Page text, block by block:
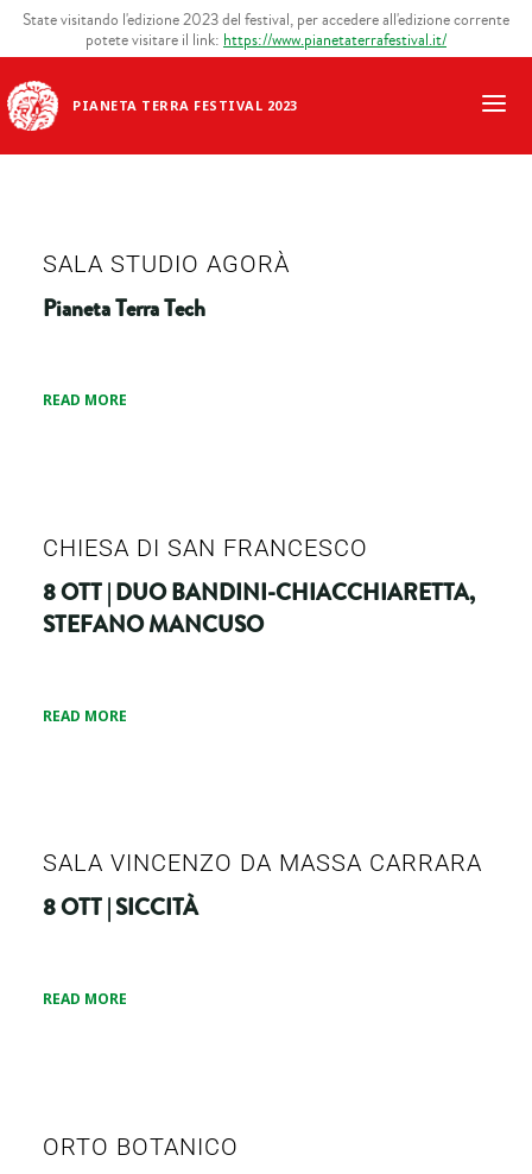
PIANETA TERRA FESTIVAL 2023
State visitando l'edizione 2023 del festival, per accedere all'edizione corrente
potete visitare il link: https://www.pianetaterrafestival.it/
SALA STUDIO AGORÀ
Pianeta Terra Tech
READ MORE
CHIESA DI SAN FRANCESCO
8 OTT | DUO BANDINI-CHIACCHIARETTA,
STEFANO MANCUSO
READ MORE
SALA VINCENZO DA MASSA CARRARA
8 OTT | SICCITÀ
READ MORE
ORTO BOTANICO